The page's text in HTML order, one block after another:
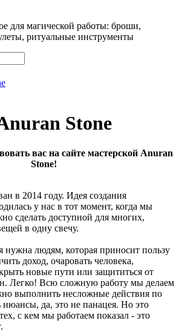
для магической работы: броши,
ритуальные инструменты
Stone
вас на сайте мастерской Anuran
Stone!
в 2014 году. Идея создания
у нас в тот момент, когда мы
сделать доступной для многих,
в одну свечу.
нужна людям, которая приносит пользу
доход, очаровать человека,
новые пути или защититься от
Легко! Всю сложную работу мы делаем
выполнить несложные действия по
нюансы, да, это не панацея. Но это
с кем мы работаем показал - это